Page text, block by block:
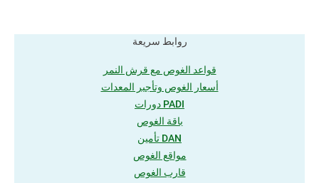
روابط سريعة
قواعد الغوص مع قرش النمر
أسعار الغوص وتأجير المعدات
دورات PADI
باقة الغوص
تأمين DAN
مواقع الغوص
قارب الغوص